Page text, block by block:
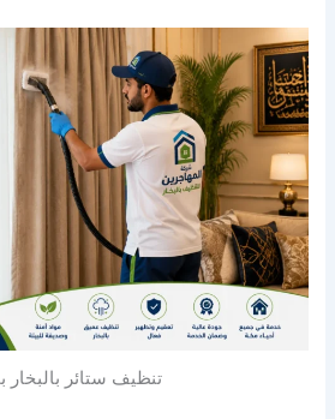
تنظيف ستائر بالبخار